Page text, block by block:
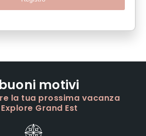
motivi
la tua prossima vacanza
Grand Est